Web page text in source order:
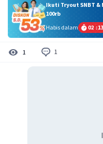
Ikuti Tryout SNBT &
100rb
Habis dalam
02 :13
1 1